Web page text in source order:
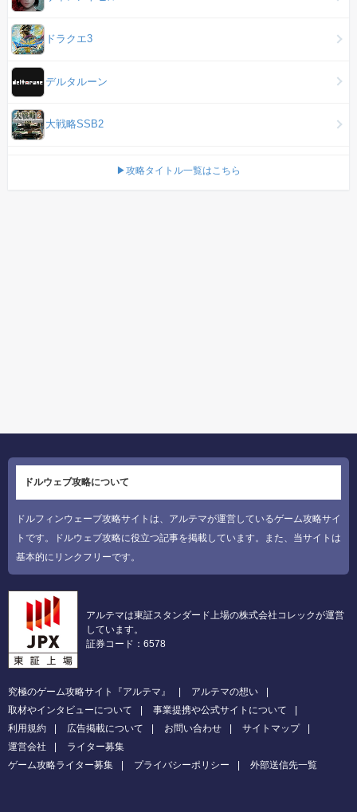
ドラクエ3
デルタルーン
大戦略SSB2
▶攻略タイトル一覧はこちら
ドルウェブ攻略について
ドルフィンウェーブ攻略サイトは、アルテマが運営しているゲーム攻略サイ
トです。ドルウェブ攻略に役立つ記事を掲載しています。また、当サイトは
基本的にリンクフリーです。
アルテマは東証スタンダード上場の株式会社コレックが運営
しています。
証券コード：6578
究極のゲーム攻略サイト『アルテマ』
アルテマの想い
取材やインタビューについて
事業提携や公式サイトについて
利用規約
広告掲載について お問い合わせ
サイトマップ
運営会社
ライター募集
ゲーム攻略ライター募集
プライバシーポリシー 外部送信先一覧